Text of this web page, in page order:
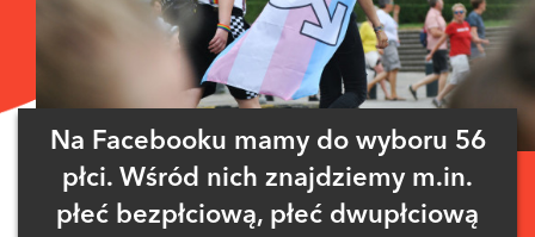
Na Facebooku mamy do wyboru 56
płci. Wśród nich znajdziemy m.in.
płeć bezpłciową, płeć dwupłciową